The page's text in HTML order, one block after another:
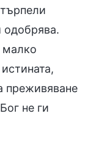
одобрява.
малко
преживяване
не ги